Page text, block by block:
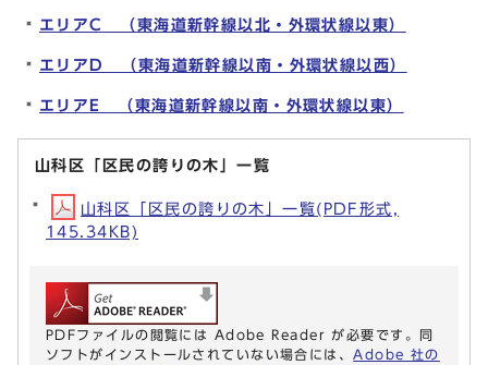
エリアC （東海道新幹線以北・外環状線以東）
エリアD （東海道新幹線以南・外環状線以西）
エリアE （東海道新幹線以南・外環状線以東）
山科区「区民の誇りの木」一覧
山科区「区民の誇りの木」一覧(PDF形式,
145.34KB)
PDFファイルの閲覧には Adobe Reader が必要です。同
ソフトがインストールされていない場合には、 Adobe 社の